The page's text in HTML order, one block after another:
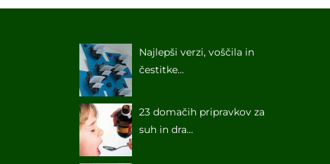
Najlepši verzi, voščila in
čestitke...
23 domačih pripravkov za
suh in dra...